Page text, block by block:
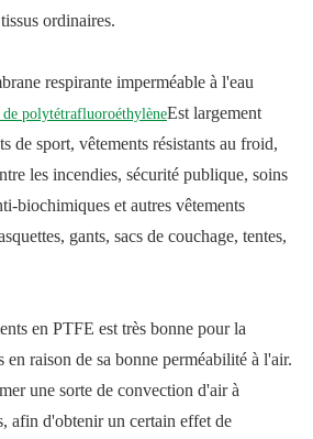
ordinaires.
respirante imperméable à l'eau
de polytétrafluoroéthylèneEst largement
de sport, vêtements résistants au froid,
les incendies, sécurité publique, soins
biochimiques et autres vêtements
gants, sacs de couchage, tentes,
en PTFE est très bonne pour la
en raison de sa bonne perméabilité à l'air.
une sorte de convection d'air à
afin d'obtenir un certain effet de